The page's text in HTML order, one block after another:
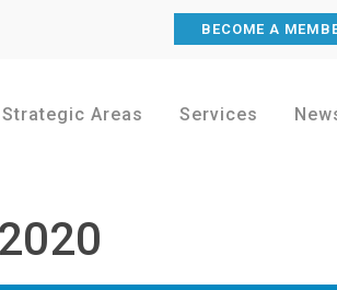
BECOME A
Strategic Areas Services